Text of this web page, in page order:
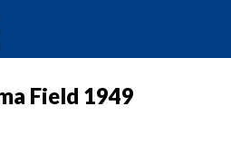
Field 1949